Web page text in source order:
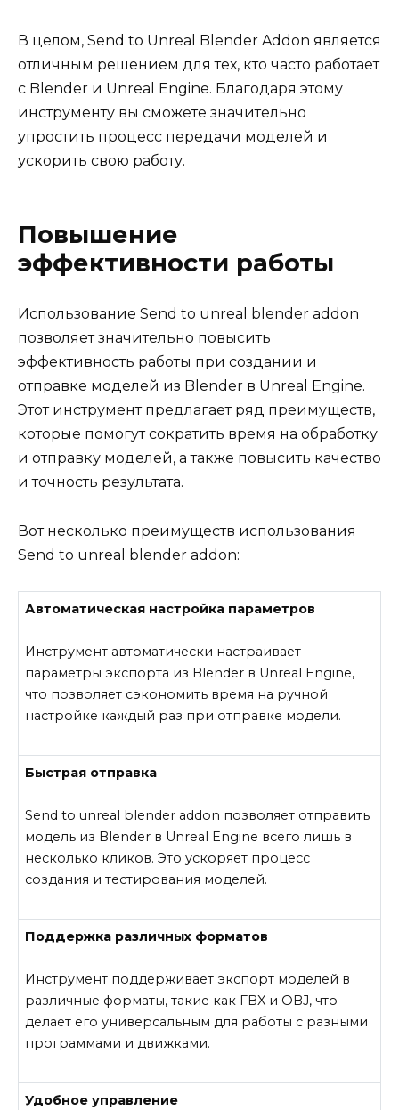
В целом, Send to Unreal Blender Addon является
отличным решением для тех, кто часто работает
с Blender и Unreal Engine. Благодаря этому
инструменту вы сможете значительно
упростить процесс передачи моделей и
ускорить свою работу.
Повышение
эффективности работы
Использование Send to unreal blender addon
позволяет значительно повысить
эффективность работы при создании и
отправке моделей из Blender в Unreal Engine.
Этот инструмент предлагает ряд преимуществ,
которые помогут сократить время на обработку
и отправку моделей, а также повысить качество
и точность результата.
Вот несколько преимуществ использования
Send to unreal blender addon:
Автоматическая настройка параметров
Инструмент автоматически настраивает
параметры экспорта из Blender в Unreal Engine,
что позволяет сэкономить время на ручной
настройке каждый раз при отправке модели.
Быстрая отправка
Send to unreal blender addon позволяет отправить
модель из Blender в Unreal Engine всего лишь в
несколько кликов. Это ускоряет процесс
создания и тестирования моделей.
Поддержка различных форматов
Инструмент поддерживает экспорт моделей в
различные форматы, такие как FBX и OBJ, что
делает его универсальным для работы с разными
программами и движками.
Удобное управление